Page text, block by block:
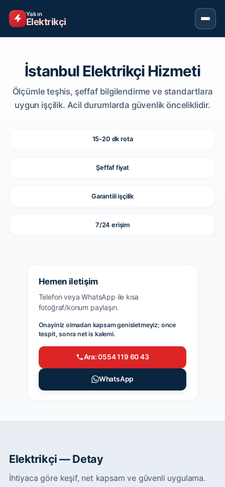
Yakın
Elektrikçi
İstanbul Elektrikçi Hizmeti
Ölçümle teşhis, şeffaf bilgilendirme ve standartlara
uygun işçilik. Acil durumlarda güvenlik önceliklidir.
15-20 dk rota
Şeffaf fiyat
Garantili işçilik
7/24 erişim
Hemen iletişim
Telefon veya WhatsApp ile kısa
fotoğraf/konum paylaşın.
Onayiniz olmadan kapsam genisletmeyiz; once
tespit, sonra net is kalemi.
Ara: 0554 119 60 43
WhatsApp
Elektrikçi — Detay
İhtiyaca göre keşif, net kapsam ve güvenli uygulama.